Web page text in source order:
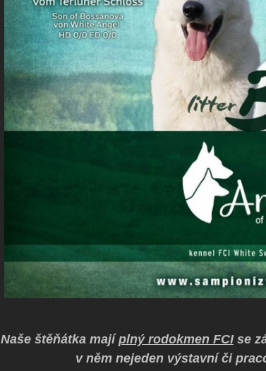
Naše štěňátka mají plný rodokmen FCIse
v něm nejeden výstavní či